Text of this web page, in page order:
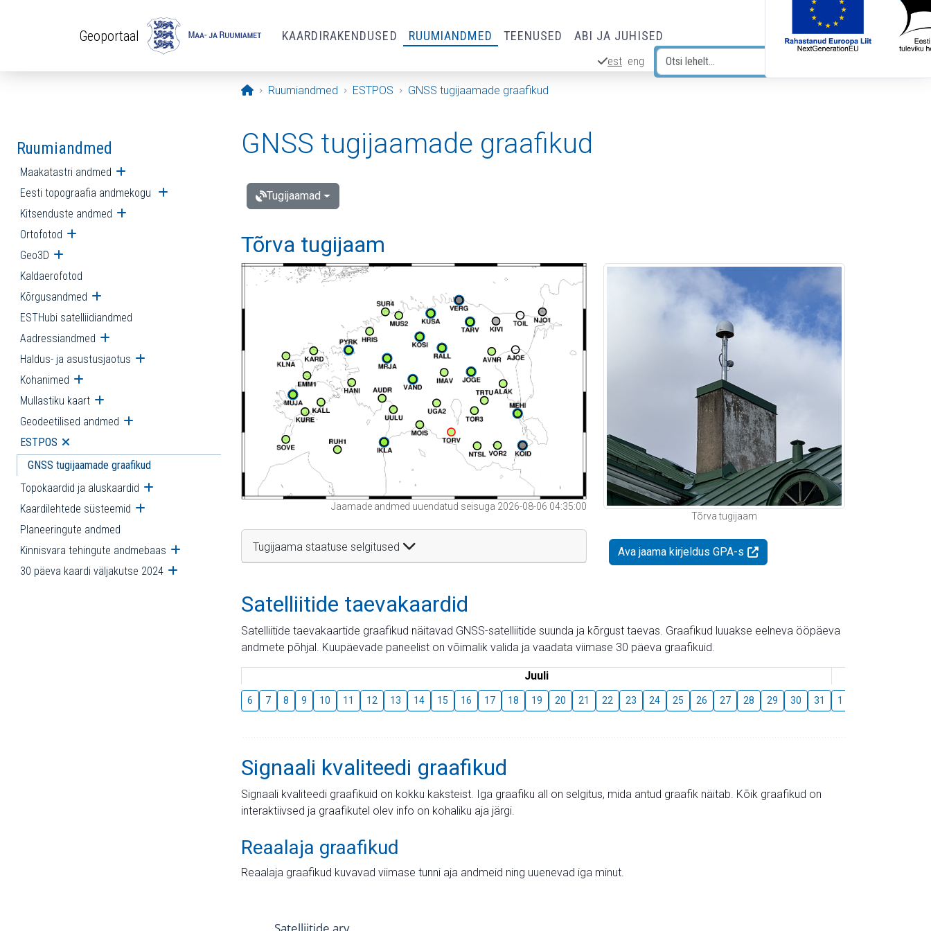
Geoportaal KAARDIRAKENDUSED RUUMIANDMED TEENUSED ABI JA JUHISED
est eng
Avaleht
Ruumiandmed ESTPOS GNSS tugijaamade graafikud
Ruumiandmed
Maakatastri andmed Ava alammenüü
Eesti topograafia andmekogu Ava alammenüü
Kitsenduste andmed Ava alammenüü
Ortofotod Ava alammenüü
Geo3D Ava alammenüü
Kaldaerofotod
Kõrgusandmed Ava alammenüü
ESTHubi satelliidiandmed
Aadressiandmed Ava alammenüü
Haldus- ja asustusjaotus Ava alammenüü
Kohanimed Ava alammenüü
Mullastiku kaart Ava alammenüü
Geodeetilised andmed Ava alammenüü
ESTPOS Ava alammenüü
GNSS tugijaamade graafikud
Topokaardid ja aluskaardid Ava alammenüü
Kaardilehtede süsteemid Ava alammenüü
Planeeringute andmed
Kinnisvara tehingute andmebaas Ava alammenüü
30 päeva kaardi väljakutse 2024 Ava alammenüü
GNSS tugijaamade graafikud
Tugijaamad
Tõrva tugijaam
Jaamade andmed uuendatud seisuga 2026-08-06 04:35:00
Tugijaama staatuse selgitused
Tõrva tugijaam
Ava jaama kirjeldus GPA-s
Satelliitide taevakaardid
Satelliitide taevakaartide graafikud näitavad GNSS-satelliitide suunda ja kõrgust taevas. Graafikud luuakse eelneva ööpäeva
andmete põhjal. Kuupäevade paneelist on võimalik valida ja vaadata viimase 30 päeva graafikuid.
Juuli
6 7 8 9 10 11 12 13 14 15 16 17 18 19 20 21 22 23 24 25 26 27 28 29 30 31 1
Signaali kvaliteedi graafikud
Signaali kvaliteedi graafikuid on kokku kaksteist. Iga graafiku all on selgitus, mida antud graafik näitab. Kõik graafikud on
interaktiivsed ja graafikutel olev info on kohaliku aja järgi.
Reaalaja graafikud
Reaalaja graafikud kuvavad viimase tunni aja andmeid ning uuenevad iga minut.